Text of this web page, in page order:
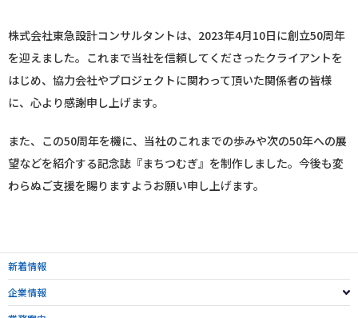
株式会社東急設計コンサルタントは、2023年4月10日に創立50周年
を迎えました。これまで当社を信頼してくださったクライアントを
はじめ、協力会社やプロジェクトに関わって頂いた関係者の皆様
に、心より感謝申し上げます。
また、この50周年を機に、当社のこれまでの歩みや次の50年への展
望などを紹介する記念誌『まちつむぎ』を制作しました。今後も変
わらぬご支援を賜りますようお願い申し上げます。
新着情報
企業情報